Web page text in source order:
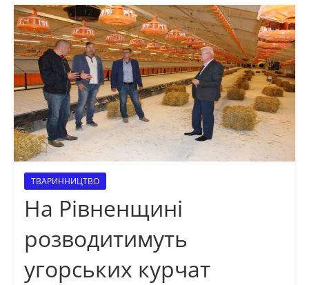
ТВАРИННИЦТВО
На Рівненщині
розводитимуть
угорських курчат